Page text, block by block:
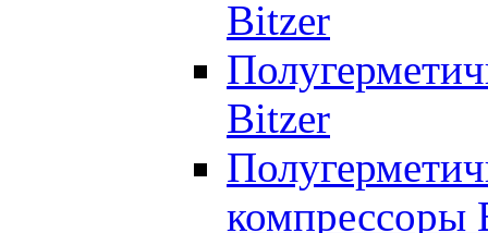
Bitzer
Bitzer
компрессоры